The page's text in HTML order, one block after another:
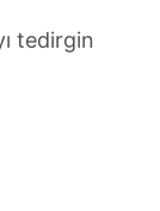
tedirgin